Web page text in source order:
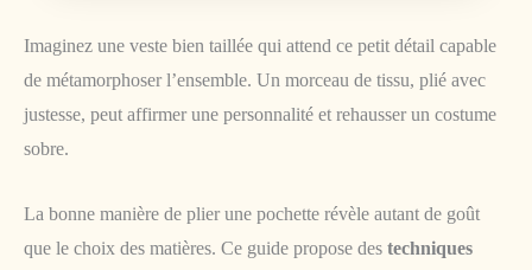
Imaginez une veste bien taillée qui attend ce petit détail capable
de métamorphoser l’ensemble. Un morceau de tissu, plié avec
justesse, peut affirmer une personnalité et rehausser un costume
sobre.
La bonne manière de plier une pochette révèle autant de goût
que le choix des matières. Ce guide propose des techniques